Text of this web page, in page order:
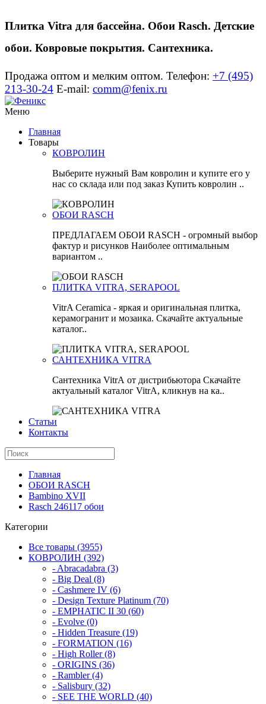
Плитка Vitra для бассейна. Обои Rasch. Детские
обои. Ковровые покрытия. Сантехника.
Продажа оптом и мелким оптом. Телефон: +7 (495)
213-30-24 E-mail: comm@fenix.ru
Меню
Главная
Товары
КОВРОЛИН
Выберите нужный Вам ковролин и купите его у
нас со склада или под заказ Купить ковролин ..
ОБОИ RASCH
ПРЕДЛАГАЕМ ОБОИ RASCH - огромный выбор
фактур и рисунков Наиболее оптимальным
вариантом ..
ПЛИТКА VITRA, SERAPOOL
VitrA Ceramica - яркая и оригинальная плитка,
керамогранит и мозаика. Скачайте актуальные
каталог..
САНТЕХНИКА VITRA
Сантехника VitrA от дистрибьютора Скачайте
актуальный каталог VitrA, кликнув на ка..
Статьи
Контакты
Главная
ОБОИ RASCH
Bambino XVII
Rasch 246117 обои
Категории
Все товары (3955)
КОВРОЛИН (392)
- Abracadabra (3)
- Big Deal (8)
- Cashmere IV (6)
- Design Texture Platinum (70)
- EMPHATIC II 30 (60)
- Evolve (0)
- Hidden Treasure (19)
- FORMATION (16)
- High Roller (8)
- ORIGINS (36)
- Rambler (4)
- Salisbury (32)
- SEE THE WORLD (40)